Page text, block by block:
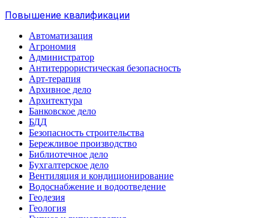
Повышение квалификации
Автоматизация
Агрономия
Администратор
Антитеррористическая безопасность
Арт-терапия
Архивное дело
Архитектура
Банковское дело
БДД
Безопасность строительства
Бережливое производство
Библиотечное дело
Бухгалтерское дело
Вентиляция и кондиционирование
Водоснабжение и водоотведение
Геодезия
Геология